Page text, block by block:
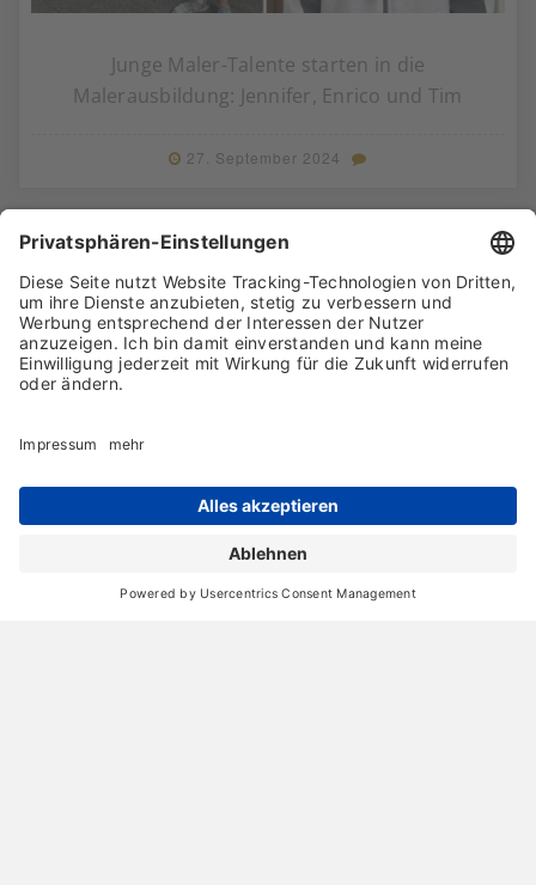
Junge Maler-Talente starten in die
Malerausbildung: Jennifer, Enrico und Tim
27. September 2024
Mehr Beiträge laden
Markenpartner